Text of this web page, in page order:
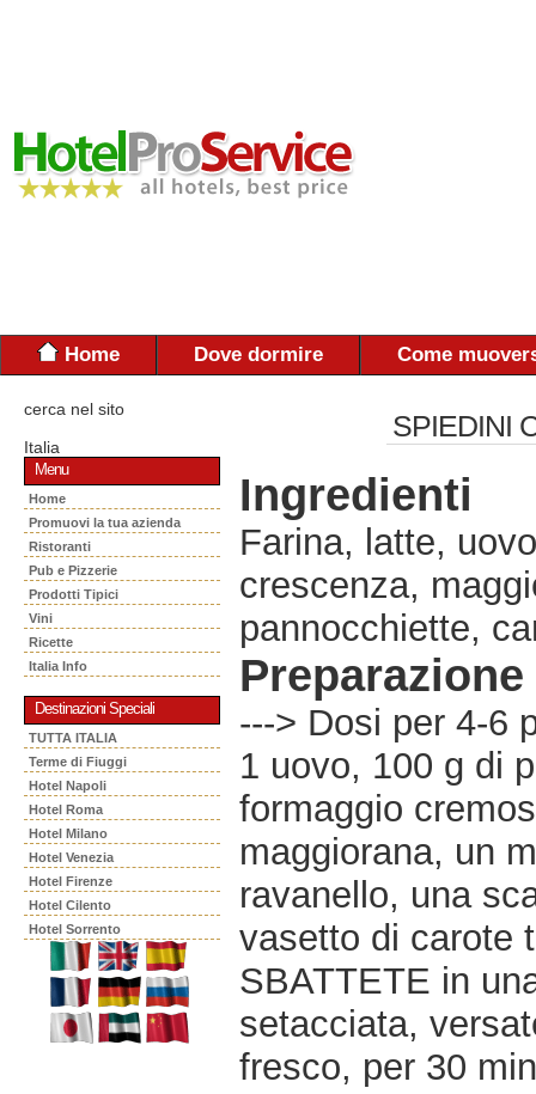
Home Dove dormire Come
cerca nel sito
Italia
Menu
Home
Promuovi la tua azienda
Ristoranti
Pub e Pizzerie
Prodotti Tipici
Vini
Ricette
Italia Info
Destinazioni Speciali
TUTTA ITALIA
Terme di Fiuggi
Hotel Napoli
Hotel Roma
Hotel Milano
Hotel Venezia
Hotel Firenze
Hotel Cilento
Hotel Sorrento
SPIEDINI
Ingredienti
Farina, latte,
crescenza,
pannocchiette,
Preparazione
---> Dosi per 4-6
1 uovo, 100 g di
formaggio
maggiorana, un
ravanello, una
vasetto di carote
SBATTETE in
setacciata,
fresco, per 30